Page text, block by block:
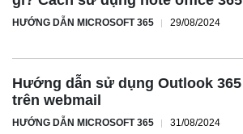
HƯỚNG DẪN MICROSOFT 365 29/08/2024
Hướng dẫn sử dụng Outlook 365
trên webmail
HƯỚNG DẪN MICROSOFT 365 31/08/2024